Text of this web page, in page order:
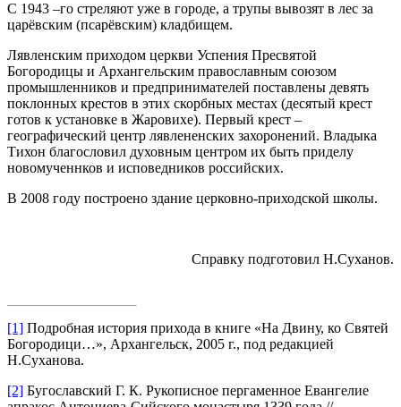
С 1943 –го стреляют уже в городе, а трупы вывозят в лес за
царёвским (псарёвским) кладбищем.
Лявленским приходом церкви Успения Пресвятой
Богородицы и Архангельским православным союзом
промышленников и предпринимателей поставлены девять
поклонных крестов в этих скорбных местах (десятый крест
готов к установке в Жаровихе). Первый крест –
географический центр лявлененских захоронений. Владыка
Тихон благословил духовным центром их быть приделу
новомученнков и исповедников российских.
В 2008 году построено здание церковно-приходской школы.
Справку подготовил Н.Суханов.
[1] Подробная история прихода в книге «На Двину, ко Святей
Богородици…», Архангельск, 2005 г., под редакцией
Н.Суханова.
[2] Бугославский Г. К. Рукописное пергаменное Евангелие